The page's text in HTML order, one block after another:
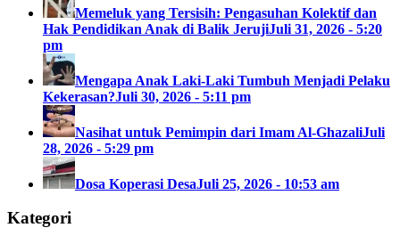
Memeluk yang Tersisih: Pengasuhan Kolektif dan
Hak Pendidikan Anak di Balik JerujiJuli 31, 2026 - 5:20
pm
Mengapa Anak Laki-Laki Tumbuh Menjadi Pelaku
Kekerasan?Juli 30, 2026 - 5:11 pm
Nasihat untuk Pemimpin dari Imam Al-GhazaliJuli
28, 2026 - 5:29 pm
Dosa Koperasi DesaJuli 25, 2026 - 10:53 am
Kategori